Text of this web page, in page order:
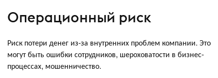
Операционный риск
Риск потери денег из-за внутренних проблем компании. Это
могут быть ошибки сотрудников, шероховатости в бизнес-
процессах, мошенничество.